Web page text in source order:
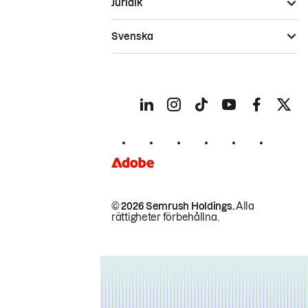
© 2026 Semrush Holdings.Alla
rättigheter förbehållna.
Juridik
Svenska